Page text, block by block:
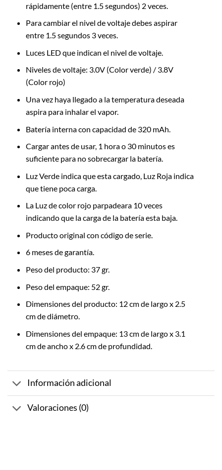
rápidamente (entre 1.5 segundos) 2 veces.
Para cambiar el nivel de voltaje debes aspirar
entre 1.5 segundos 3 veces.
Luces LED que indican el nivel de voltaje.
Niveles de voltaje: 3.0V (Color verde) / 3.8V
(Color rojo)
Una vez haya llegado a la temperatura deseada
aspira para inhalar el vapor.
Batería interna con capacidad de 320 mAh.
Cargar antes de usar, 1 hora o 30 minutos es
suficiente para no sobrecargar la batería.
Luz Verde indica que esta cargado, Luz Roja indica
que tiene poca carga.
La Luz de color rojo parpadeara 10 veces
indicando que la carga de la batería esta baja.
Producto original con código de serie.
6 meses de garantía.
Peso del producto: 37 gr.
Peso del empaque: 52 gr.
Dimensiones del producto: 12 cm de largo x 2.5
cm de diámetro.
Dimensiones del empaque: 13 cm de largo x 3.1
cm de ancho x 2.6 cm de profundidad.
Información adicional
Valoraciones (0)